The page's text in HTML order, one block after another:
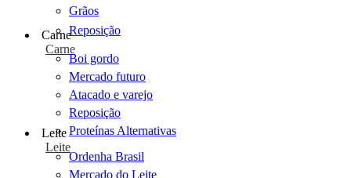
Grãos
Reposição
Carne
Carne
Boi gordo
Mercado futuro
Atacado e varejo
Reposição
Proteínas Alternativas
Leite
Leite
Ordenha Brasil
Mercado do Leite